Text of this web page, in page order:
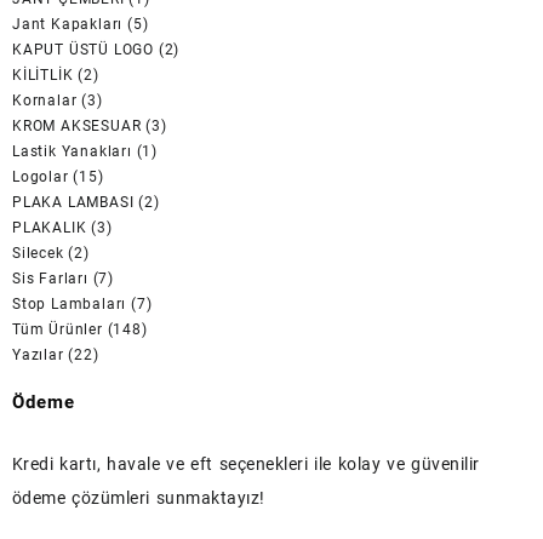
Jant Kapakları (5)
KAPUT ÜSTÜ LOGO (2)
KİLİTLİK (2)
Kornalar (3)
KROM AKSESUAR (3)
Lastik Yanakları (1)
Logolar (15)
PLAKA LAMBASI (2)
PLAKALIK (3)
Silecek (2)
Sis Farları (7)
Stop Lambaları (7)
Tüm Ürünler (148)
Yazılar (22)
Ödeme
Kredi kartı, havale ve eft seçenekleri ile kolay ve güvenilir
ödeme çözümleri sunmaktayız!